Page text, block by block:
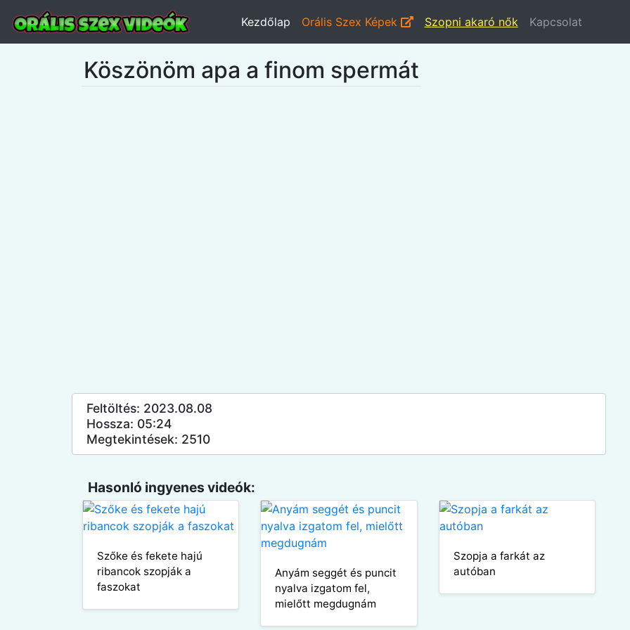
Kezdőlap Orális Szex Képek Szopni akaró nők Kapcsolat
Köszönöm apa a finom spermát
Feltöltés: 2023.08.08
Hossza: 05:24
Megtekintések: 2510
Hasonló ingyenes videók:
Szőke és fekete hajú
ribancok szopják a
faszokat
Anyám seggét és puncit
nyalva izgatom fel,
mielőtt megdugnám
Szopja a farkát az
autóban